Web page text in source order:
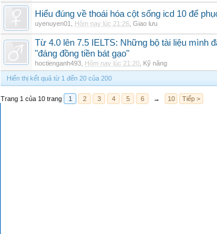
Hiểu đúng về thoái hóa cột sống icd 10 để
uyenuyen01 Hôm nay lúc 21:26 Giao lưu
Từ 4.0 lên 7.5 IELTS: Những bộ tài liệu mình
"đáng đồng tiền bát gạo"
hoctienganh493 Hôm nay lúc 21:20 Kỹ năng
Hiển thị kết quả từ 1 đến 20 của 200
Trang 1 của 10 trang 1 2 3 4 5 6 → 10 Tiếp >